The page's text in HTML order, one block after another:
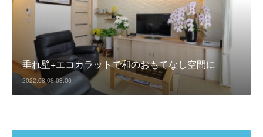
垂れ壁+エコカラットで和のおもてなし空間に
2022.08.08 03:00